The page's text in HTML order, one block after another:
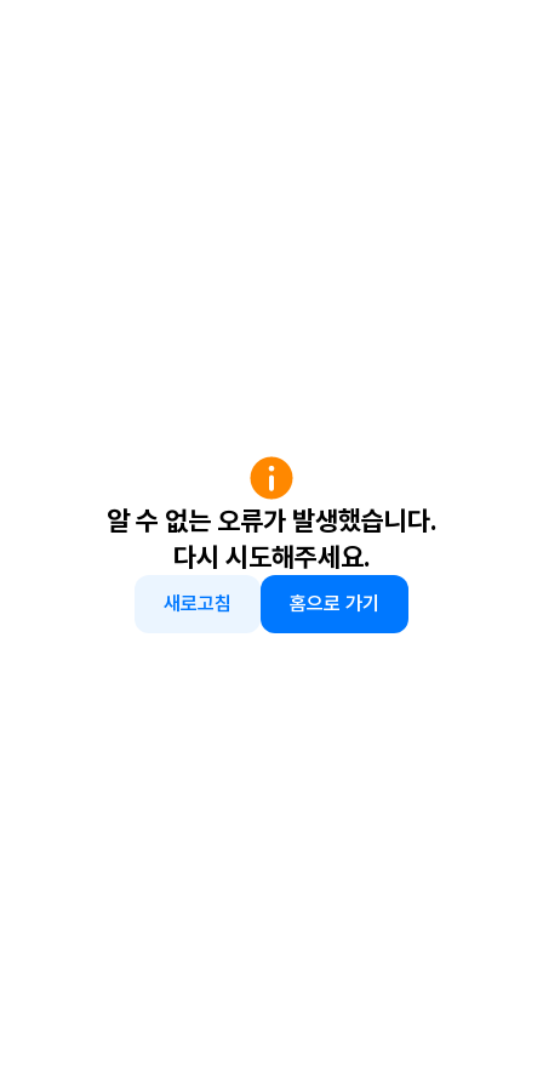
알 수 없는 오류가 발생했습니다.
다시 시도해주세요.
새로고침 홈으로 가기